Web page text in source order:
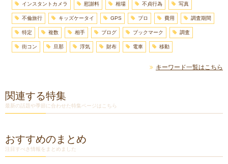
インスタントカメラ 慰謝料 相場 不貞行為 写真
不倫旅行 キッズケータイ GPS プロ 費用 調査期間
特定 複数 相手 ブログ ブックマーク 調査
街コン 旦那 浮気 財布 電車 移動
キーワード一覧はこちら
関連する特集
最新の話題や季節に合わせた特集ページはこちら
おすすめのまとめ
注目すべき情報をまとめました